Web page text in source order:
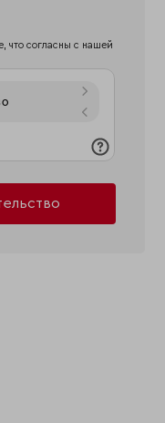
что согласны с нашей